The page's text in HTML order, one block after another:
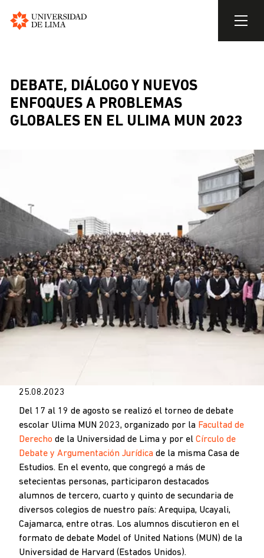
main
content
BREADCRUMB
DEBATE, DIÁLOGO Y NUEVOS
ENFOQUES A PROBLEMAS
GLOBALES EN EL ULIMA MUN 2023
25.08.2023
Del 17 al 19 de agosto se realizó el torneo de debate
escolar Ulima MUN 2023, organizado por la Facultad de
Derecho de la Universidad de Lima y por el Círculo de
Debate y Argumentación Jurídica de la misma Casa de
Estudios. En el evento, que congregó a más de
setecientas personas, participaron destacados
alumnos de tercero, cuarto y quinto de secundaria de
diversos colegios de nuestro país: Arequipa, Ucayali,
Cajamarca, entre otras. Los alumnos discutieron en el
formato de debate Model of United Nations (MUN) de la
Universidad de Harvard (Estados Unidos).